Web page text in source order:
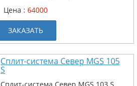
Цена : 64000
ЗАКАЗАТЬ
Сплит-система Север MGS 105
S